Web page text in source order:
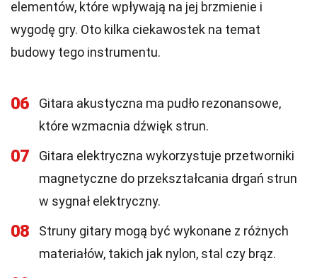
elementów, które wpływają na jej brzmienie i
wygodę gry. Oto kilka ciekawostek na temat
budowy tego instrumentu.
06
Gitara akustyczna ma pudło rezonansowe,
które wzmacnia dźwięk strun.
07
Gitara elektryczna wykorzystuje przetworniki
magnetyczne do przekształcania drgań strun
w sygnał elektryczny.
08
Struny gitary mogą być wykonane z różnych
materiałów, takich jak nylon, stal czy brąz.